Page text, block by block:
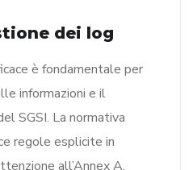
dei log
è fondamentale per
informazioni e il
SGSI. La normativa
regole esplicite in
all’Annex A,